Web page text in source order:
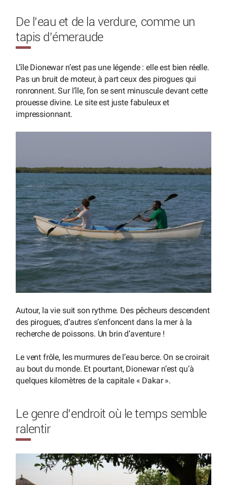
De l’eau et de la verdure, comme un
tapis d’émeraude
L’île Dionewar n’est pas une légende : elle est bien réelle.
Pas un bruit de moteur, à part ceux des pirogues qui
ronronnent. Sur l’île, l’on se sent minuscule devant cette
prouesse divine. Le site est juste fabuleux et
impressionnant.
Autour, la vie suit son rythme. Des pêcheurs descendent
des pirogues, d’autres s’enfoncent dans la mer à la
recherche de poissons. Un brin d’aventure !
Le vent frôle, les murmures de l’eau berce. On se croirait
au bout du monde. Et pourtant, Dionewar n’est qu’à
quelques kilomètres de la capitale « Dakar ».
Le genre d’endroit où le temps semble
ralentir